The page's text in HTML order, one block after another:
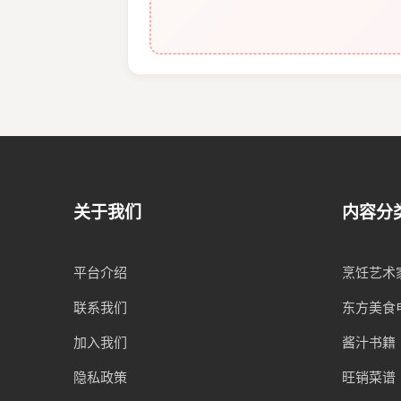
关于我们
平台介绍
联系我们
加入我们
隐私政策
内容分
烹饪艺术
东方美食
酱汁书籍
旺销菜谱